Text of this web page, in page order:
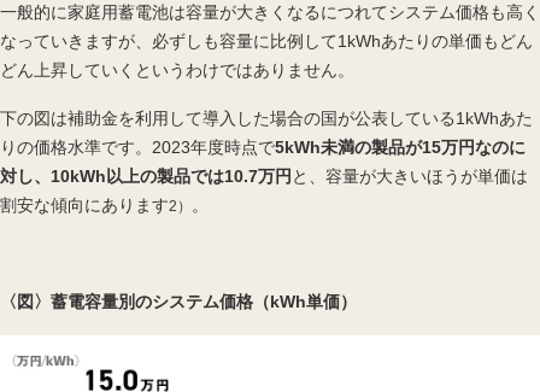
一般的に家庭用蓄電池は容量が大きくなるにつれてシステム価格も高く
なっていきますが、必ずしも容量に比例して1kWhあたりの単価もどん
どん上昇していくというわけではありません。
下の図は補助金を利用して導入した場合の国が公表している1kWhあた
りの価格水準です。2023年度時点で5kWh未満の製品が15万円なのに
対し、10kWh以上の製品では10.7万円 と、容量が大きいほうが単価は
割安な傾向にあります2） 。
〈図〉蓄電容量別のシステム価格（kWh単価）